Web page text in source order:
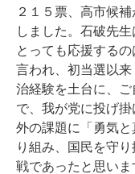
２１５票、高市候
しました。石破先
とっても応援する
言われ、初当選以
治経験を土台に、
で、我が党に投げ
外の課題に「勇気
り組み、国民を守
戦であったと思いま